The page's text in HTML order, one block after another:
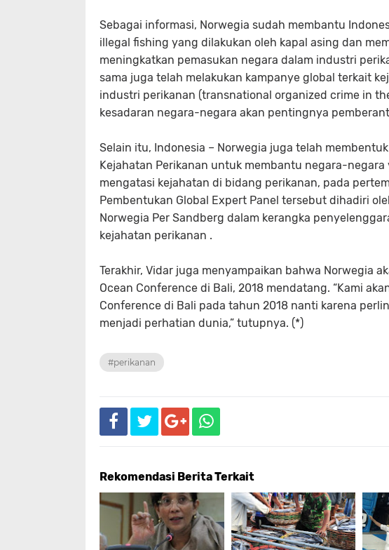
Sebagai informasi, Norwegia sudah membantu
illegal fishing yang dilakukan oleh kapal asing dan
meningkatkan pemasukan negara dalam industri
sama juga telah melakukan kampanye global terkait
industri perikanan (transnational organized crime in
kesadaran negara-negara akan pentingnya
Selain itu, Indonesia – Norwegia juga telah
Kejahatan Perikanan untuk membantu negara-
mengatasi kejahatan di bidang perikanan, pada
Pembentukan Global Expert Panel tersebut dihadiri
Norwegia Per Sandberg dalam kerangka
kejahatan perikanan .
Terakhir, Vidar juga menyampaikan bahwa Norwegia
Ocean Conference di Bali, 2018 mendatang. “Kami
Conference di Bali pada tahun 2018 nanti karena
menjadi perhatian dunia,” tutupnya. (*)
#perikanan
Rekomendasi Berita Terkait